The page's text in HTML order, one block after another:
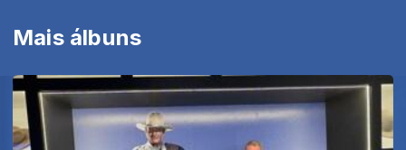
Mais álbuns